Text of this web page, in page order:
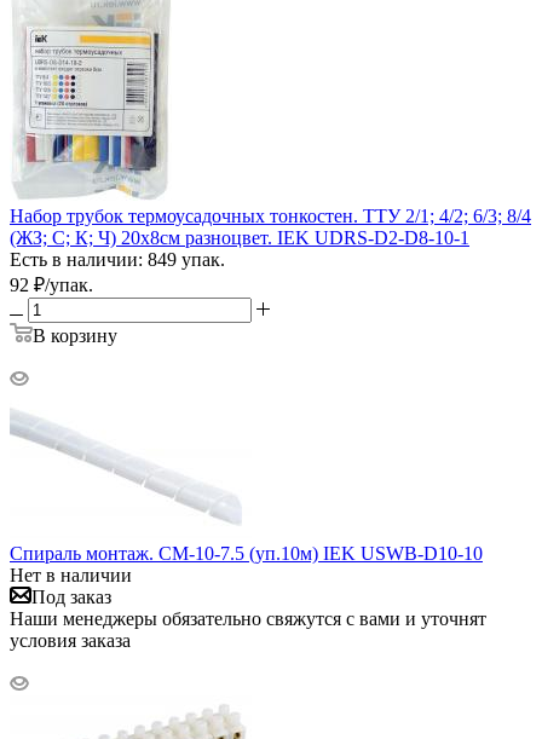
Набор трубок термоусадочных тонкостен. ТТУ 2/1; 4/2; 6/3; 8/4
(ЖЗ; С; К; Ч) 20х8см разноцвет. IEK UDRS-D2-D8-10-1
Есть в наличии: 849 упак.
92 ₽/упак.
В корзину
Спираль монтаж. СМ-10-7.5 (уп.10м) IEK USWB-D10-10
Нет в наличии
Под заказ
Наши менеджеры обязательно свяжутся с вами и уточнят
условия заказа